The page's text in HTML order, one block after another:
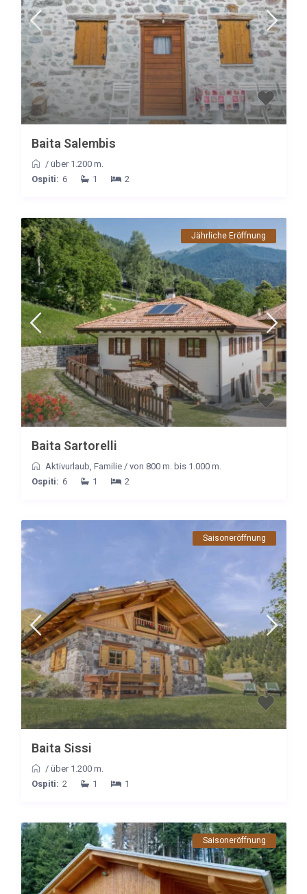
Baita Salembis
/ über 1.200 m.
Ospiti: 6 1 2
Jährliche Eröffnung
Baita Sartorelli
Aktivurlaub, Familie/ von 800 m. bis 1.000 m.
Ospiti: 6 1 2
Saisoneröffnung
Baita Sissi
/ über 1.200 m.
Ospiti: 2 1 1
Saisoneröffnung